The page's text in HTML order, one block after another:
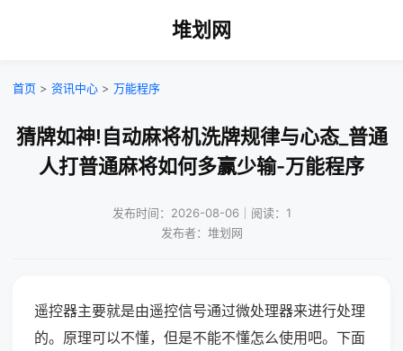
堆划网
首页 > 资讯中心 > 万能程序
猜牌如神!自动麻将机洗牌规律与心态_普通
人打普通麻将如何多赢少输-万能程序
发布时间：2026-08-06｜阅读：1
发布者：堆划网
遥控器主要就是由遥控信号通过微处理器来进行处理
的。原理可以不懂，但是不能不懂怎么使用吧。下面